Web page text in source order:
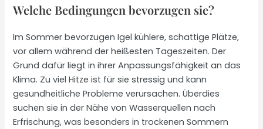
Welche Bedingungen bevorzugen sie?
Im Sommer bevorzugen Igel kühlere, schattige Plätze,
vor allem während der heißesten Tageszeiten. Der
Grund dafür liegt in ihrer Anpassungsfähigkeit an das
Klima. Zu viel Hitze ist für sie stressig und kann
gesundheitliche Probleme verursachen. Überdies
suchen sie in der Nähe von Wasserquellen nach
Erfrischung, was besonders in trockenen Sommern